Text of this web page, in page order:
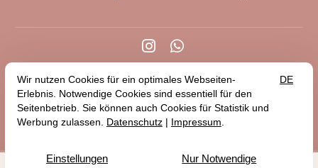
© 2026 Sharqzad | AS Aesthetics — Site byprointernet
Blog Impressum
Datenschutz
Erklärung zur Barrierefreiheit
 